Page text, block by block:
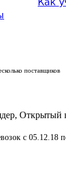
поставщиков
, Открытый
с 05.12.18